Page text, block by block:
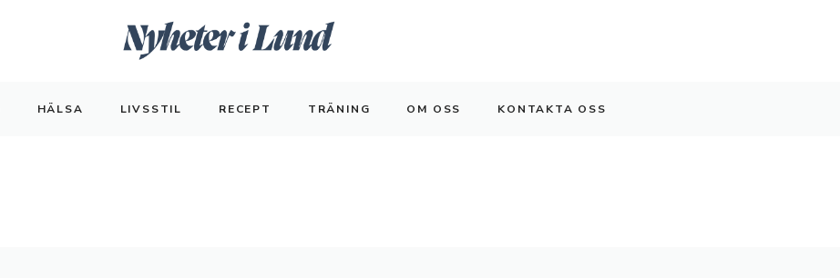
HÄLSA LIVSSTIL RECEPT TRÄNING OM OSS KONTAKTA OSS